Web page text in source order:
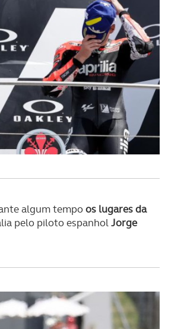
algum tempoos lugares da
pelo piloto espanholJorge